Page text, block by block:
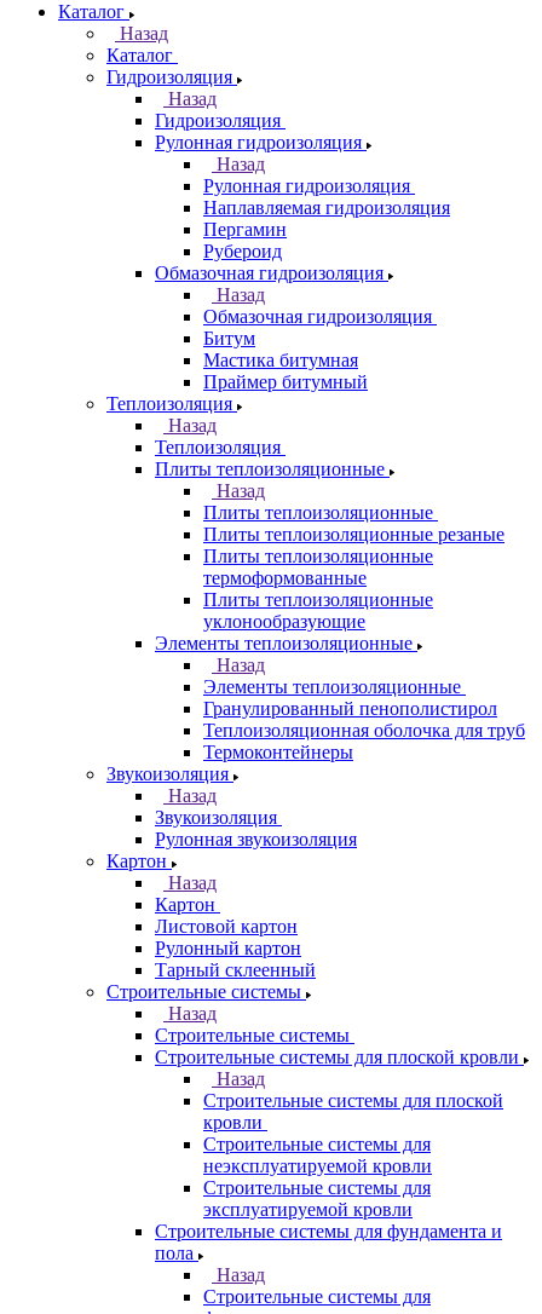
Каталог
Назад
Каталог
Гидроизоляция
Назад
Гидроизоляция
Рулонная гидроизоляция
Назад
Рулонная гидроизоляция
Наплавляемая гидроизоляция
Пергамин
Рубероид
Обмазочная гидроизоляция
Назад
Обмазочная гидроизоляция
Битум
Мастика битумная
Праймер битумный
Теплоизоляция
Назад
Теплоизоляция
Плиты теплоизоляционные
Назад
Плиты теплоизоляционные
Плиты теплоизоляционные резаные
Плиты теплоизоляционные
термоформованные
Плиты теплоизоляционные
уклонообразующие
Элементы теплоизоляционные
Назад
Элементы теплоизоляционные
Гранулированный пенополистирол
Теплоизоляционная оболочка для труб
Термоконтейнеры
Звукоизоляция
Назад
Звукоизоляция
Рулонная звукоизоляция
Картон
Назад
Картон
Листовой картон
Рулонный картон
Тарный склеенный
Строительные системы
Назад
Строительные системы
Строительные системы для плоской кровли
Назад
Строительные системы для плоской
кровли
Строительные системы для
неэксплуатируемой кровли
Строительные системы для
эксплуатируемой кровли
Строительные системы для фундамента и
пола
Назад
Строительные системы для